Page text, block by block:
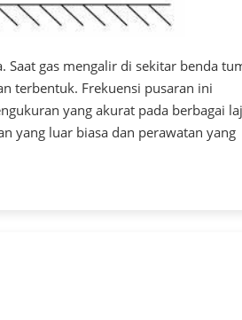
gas mengalir di sekitar benda
terbentuk. Frekuensi pusaran ini
yang akurat pada berbagai
yang luar biasa dan perawatan yang